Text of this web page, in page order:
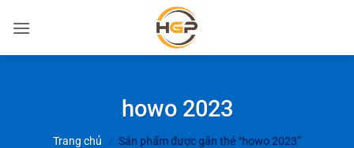
qua
howo 2023
Trang chủ / Sản phẩm được gắn thẻ “howo 2023”